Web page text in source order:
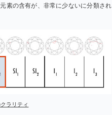
素の含有が、非常に少ないに分類され
ラリティ